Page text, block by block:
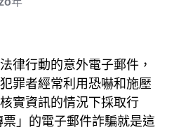
律行動的意外電子郵件，
罪者經常利用恐嚇和施壓
實資訊的情況下採取行
」的電子郵件詐騙就是這